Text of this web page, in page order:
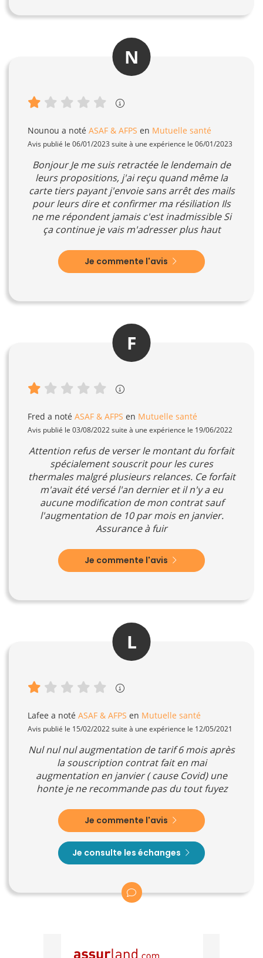
N
Nounou a noté ASAF & AFPS en Mutuelle santé
Avis publié le 06/01/2023 suite à une expérience le 06/01/2023
Bonjour Je me suis retractée le lendemain de
leurs propositions, j'ai reçu quand même la
carte tiers payant j'envoie sans arrêt des mails
pour leurs dire et confirmer ma résiliation Ils
ne me répondent jamais c'est inadmissible Si
ça continue je vais m'adresser plus haut
Je commente l'avis
F
Fred a noté ASAF & AFPS en Mutuelle santé
Avis publié le 03/08/2022 suite à une expérience le 19/06/2022
Attention refus de verser le montant du forfait
spécialement souscrit pour les cures
thermales malgré plusieurs relances. Ce forfait
m'avait été versé l'an dernier et il n'y a eu
aucune modification de mon contrat sauf
l'augmentation de 10 par mois en janvier.
Assurance à fuir
Je commente l'avis
L
Lafee a noté ASAF & AFPS en Mutuelle santé
Avis publié le 15/02/2022 suite à une expérience le 12/05/2021
Nul nul nul augmentation de tarif 6 mois après
la souscription contrat fait en mai
augmentation en janvier ( cause Covid) une
honte je ne recommande pas du tout fuyez
Je commente l'avis
Je consulte les échanges